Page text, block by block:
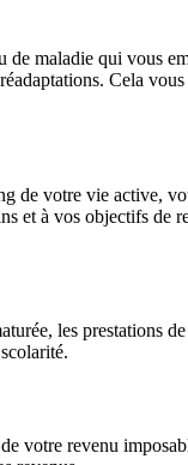
de maladie qui vous
Cela
de votre vie active,
et à vos objectifs de
les prestations
votre revenu